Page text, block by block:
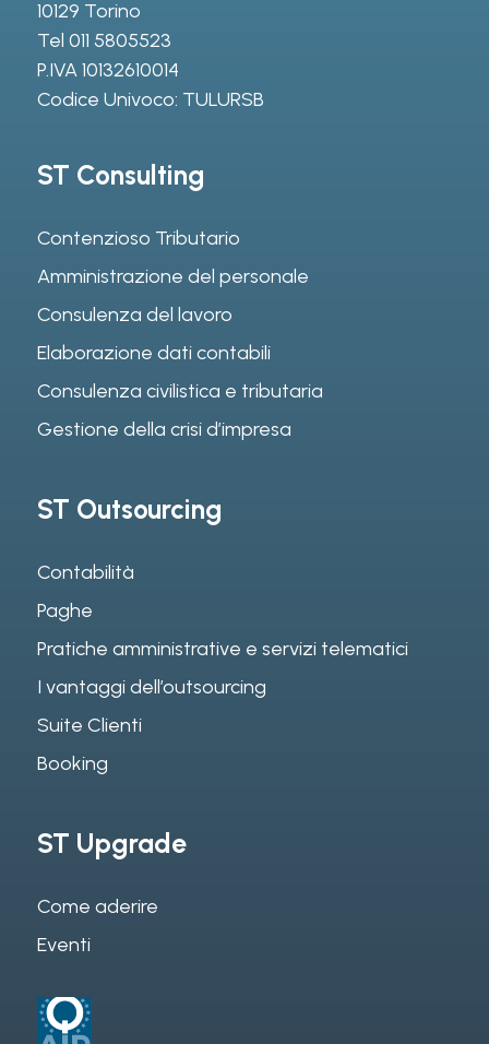
10129 Torino
Tel 011 5805523
P.IVA 10132610014
Codice Univoco: TULURSB
ST Consulting
Contenzioso Tributario
Amministrazione del personale
Consulenza del lavoro
Elaborazione dati contabili
Consulenza civilistica e tributaria
Gestione della crisi d’impresa
ST Outsourcing
Contabilità
Paghe
Pratiche amministrative e servizi telematici
I vantaggi dell’outsourcing
Suite Clienti
Booking
ST Upgrade
Come aderire
Eventi